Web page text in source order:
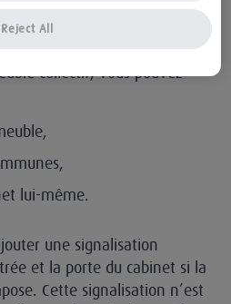
donné.
de copropriété en cas
collectif, vous pouvez
lui-même.
une signalisation
et la porte du cabinet si la
Cette signalisation n’est
Reject All